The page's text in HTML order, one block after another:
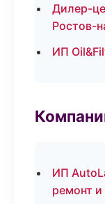
Дилер-
Ростов-
ИП
ИП
ремонт и